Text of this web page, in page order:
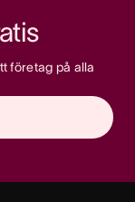
företag på alla